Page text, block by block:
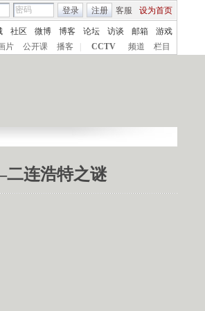
客服 设为首页
登录 注册
社区 微博 博客 论坛 访谈 邮箱
游戏
片
公开课 播客 CCTV 频道 栏目
二连浩特之谜